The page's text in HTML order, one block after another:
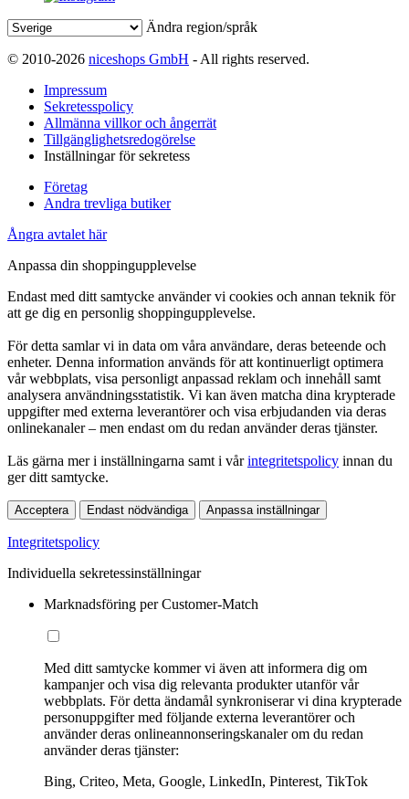
Ändra region/språk
© 2010-2026 niceshops GmbH - All rights reserved.
Impressum
Sekretesspolicy
Allmänna villkor och ångerrät
Tillgänglighetsredogörelse
Inställningar för sekretess
Företag
Andra trevliga butiker
Ångra avtalet här
Anpassa din shoppingupplevelse
Endast med ditt samtycke använder vi cookies och annan teknik för
att ge dig en personlig shoppingupplevelse.
För detta samlar vi in data om våra användare, deras beteende och
enheter. Denna information används för att kontinuerligt optimera
vår webbplats, visa personligt anpassad reklam och innehåll samt
analysera användningsstatistik. Vi kan även matcha dina krypterade
uppgifter med externa leverantörer och visa erbjudanden via deras
onlinekanaler – men endast om du redan använder deras tjänster.
Läs gärna mer i inställningarna samt i vårintegritetspolicy innan du
ger ditt samtycke.
Acceptera Endast nödvändiga Anpassa inställningar
Integritetspolicy
Individuella sekretessinställningar
Marknadsföring per Customer-Match
Med ditt samtycke kommer vi även att informera dig om
kampanjer och visa dig relevanta produkter utanför vår
webbplats. För detta ändamål synkroniserar vi dina krypterade
personuppgifter med följande externa leverantörer och
använder deras onlineannonseringskanaler om du redan
använder deras tjänster:
Bing, Criteo, Meta, Google, LinkedIn, Pinterest, TikTok